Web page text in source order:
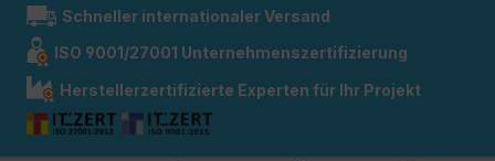
springen
Schneller internationaler Versand
ISO 9001/27001 Unternehmenszertifizierung
Herstellerzertifizierte Experten für Ihr Projekt